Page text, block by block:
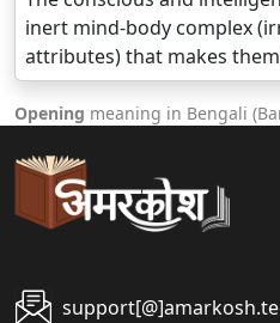
inert mind-body complex
attributes) that makes
Opening meaning in Bengali